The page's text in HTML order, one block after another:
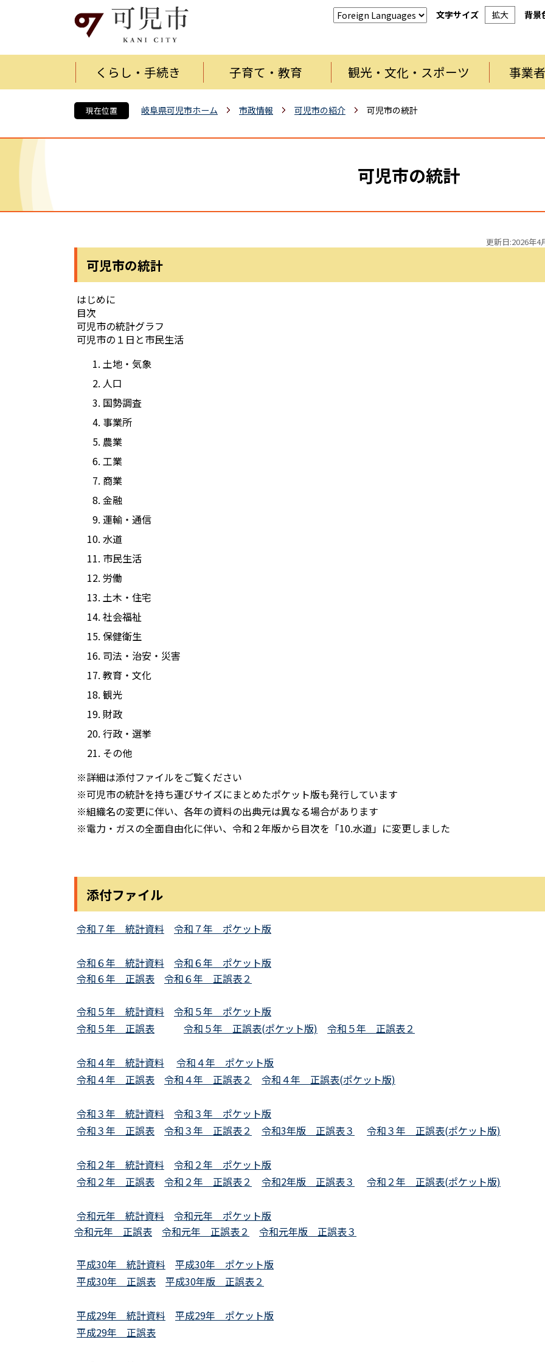
文字サイズ 拡大 背景
くらし・手続き 子育て・教育 観光・文化・スポーツ 事業
現在位置 岐阜県可児市ホーム 市政情報 可児市の紹介 可児市の統計
可児市の統計
更新日:2026年4
可児市の統計
はじめに
目次
可児市の統計グラフ
可児市の１日と市民生活
土地・気象
人口
国勢調査
事業所
農業
工業
商業
金融
運輸・通信
水道
市民生活
労働
土木・住宅
社会福祉
保健衛生
司法・治安・災害
教育・文化
観光
財政
行政・選挙
その他
※詳細は添付ファイルをご覧ください
※可児市の統計を持ち運びサイズにまとめたポケット版も発行しています
※組織名の変更に伴い、各年の資料の出典元は異なる場合があります
※電力・ガスの全面自由化に伴い、令和２年版から目次を「10.水道」に変更しました
添付ファイル
令和７年 統計資料 令和７年 ポケット版
令和６年 統計資料
令和６年 ポケット版
令和６年 正誤表
令和６年 正誤表２
令和５年 統計資料
令和５年 ポケット版
令和５年 正誤表
令和５年 正誤表(ポケット版) 令和５年 正誤表２
令和４年 統計資料
令和４年 ポケット版
令和４年 正誤表
令和４年 正誤表２ 令和４年 正誤表(ポケット版)
令和３年 統計資料
令和３年 ポケット版
令和３年 正誤表
令和３年 正誤表２ 令和3年版 正誤表３ 令和３年 正誤表(ポケット版)
令和２年 統計資料
令和２年 ポケット版
令和２年 正誤表
令和２年 正誤表２ 令和2年版 正誤表３ 令和２年 正誤表(ポケット版)
令和元年 統計資料
令和元年 ポケット版
令和元年 正誤表
令和元年 正誤表２ 令和元年版 正誤表３
平成30年 統計資料
平成30年 ポケット版
平成30年 正誤表
平成30年版 正誤表２
平成29年 統計資料
平成29年 ポケット版
平成29年 正誤表